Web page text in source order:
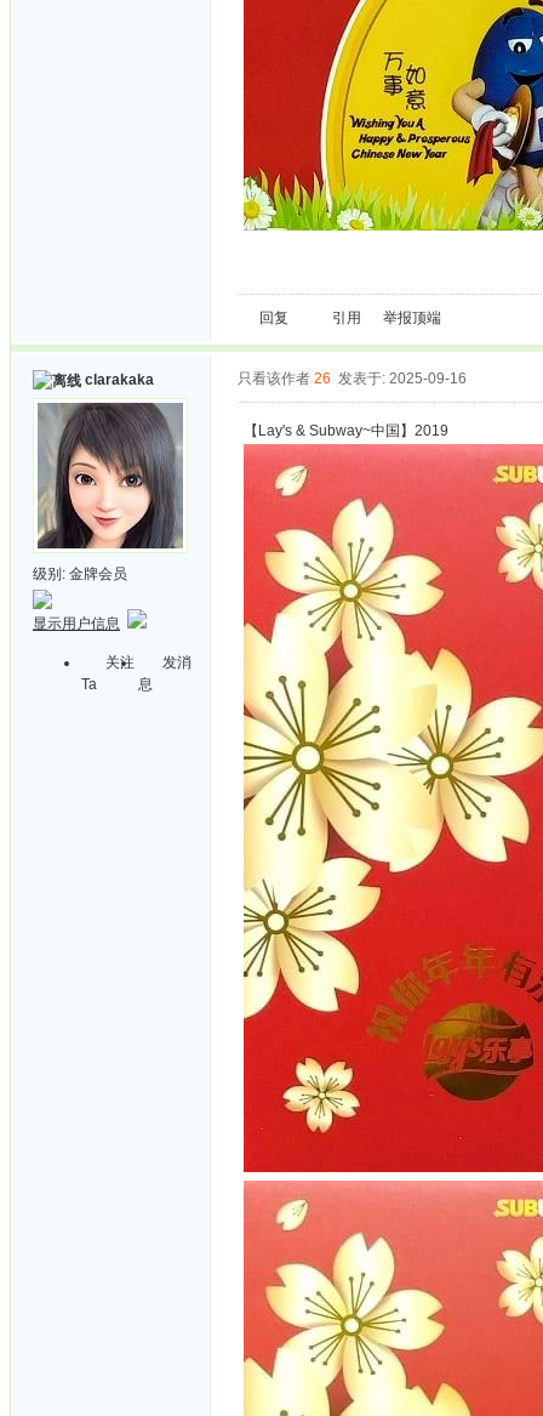
回复 引用 举报顶端
clarakaka
级别: 金牌会员
显示用户信息
关注
Ta
发消
息
只看该作者 26 发表于: 2025-09-16
【Lay's & Subway~中国】2019